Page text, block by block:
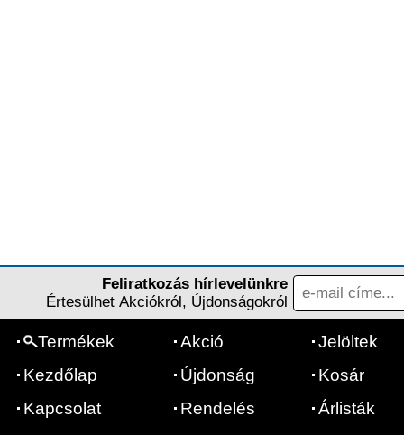
Feliratkozás hírlevelünkre
Értesülhet Akciókról, Újdonságokról
Termékek
Kezdőlap
Kapcsolat
Akció
Újdonság
Rendelés
Jelöltek
Kosár
Árlisták